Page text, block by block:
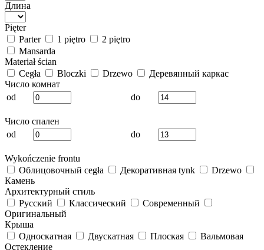
Длина
Pięter
Parter
1 piętro
2 piętro
Mansarda
Materiał ścian
Cegła
Bloczki Drzewo
Деревянный каркас
Число комнат
od
do
Число спален
od
do
Wykończenie frontu
Облицовочный cegła
Декоративная tynk
Drzewo
Камень
Архитектурный стиль
Русский
Классический
Современный
Оригинальный
Крыша
Односкатная
Двускатная Плоская
Вальмовая
Остекление